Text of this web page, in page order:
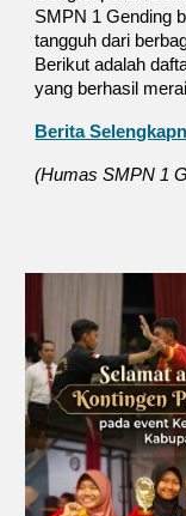
SMPN 1 Gending
tangguh dari
Berikut adalah
yang berhasil
Berita
(Humas SMPN 1